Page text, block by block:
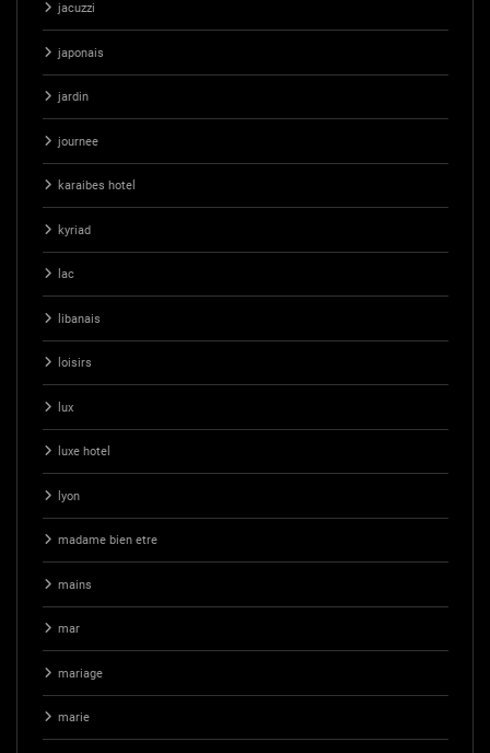
jacuzzi
japonais
jardin
journee
karaibes hotel
kyriad
lac
libanais
loisirs
lux
luxe hotel
lyon
madame bien etre
mains
mar
mariage
marie